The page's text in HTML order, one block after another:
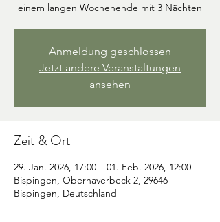
einem langen Wochenende mit 3 Nächten
Anmeldung geschlossen
Jetzt andere Veranstaltungen
ansehen
Zeit & Ort
29. Jan. 2026, 17:00 – 01. Feb. 2026, 12:00
Bispingen, Oberhaverbeck 2, 29646
Bispingen, Deutschland